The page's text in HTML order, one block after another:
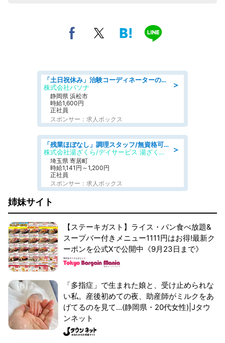
＞
「土日祝休み」治験コーディネーターのお仕事/未経験OK
株式会社パソナ
静岡県 浜松市
時給1,600円
正社員
スポンサー：求人ボックス
＞
「残業ほぼなし」調理スタッフ/無資格可/正職員/日勤のみ/デイサービス/社会保障完備
株式会社湯ざくら/デイサービス 湯ざくらケアリゾート
埼玉県 寄居町
時給1,141円～1,200円
正社員
スポンサー：求人ボックス
姉妹サイト
【ステーキガスト】ライス・パン食べ放題&
スープバー付きメニュー1111円はお得!最新ク
ーポンを公式Xで公開中《9月23日まで》
「多指症」で生まれた娘と、受け止められな
い私。産後初めての夜、助産師がミルクをあ
げてるのを見て...(静岡県・20代女性)|Jタウ
ンネット